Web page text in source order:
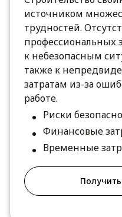
источником
трудностей.
профессиональных
к небезопасным
также к
затратам из-за
работе.
Риски
Финансовые
Временные